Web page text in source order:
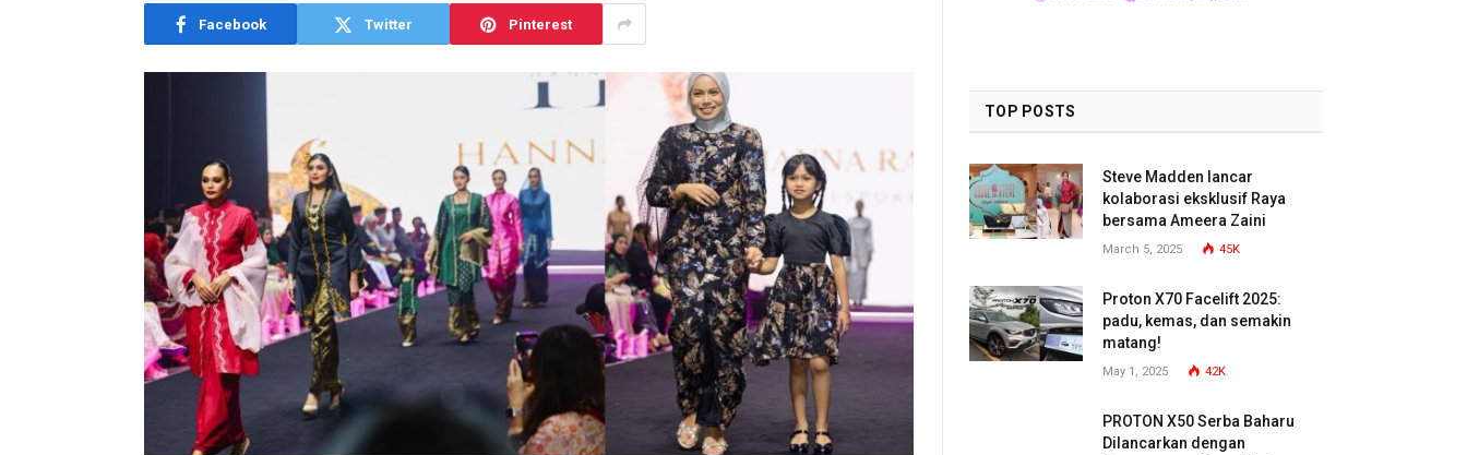
Facebook Twitter Pinterest
TOP POSTS
Steve Madden lancar
kolaborasi eksklusif Raya
bersama Ameera Zaini
March 5, 2025 45K
Proton X70 Facelift 2025:
padu, kemas, dan semakin
matang!
May 1, 2025 42K
PROTON X50 Serba Baharu
Dilancarkan dengan